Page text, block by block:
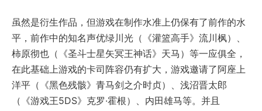
虽然是衍生作品，但游戏在制作水准上仍保有了前作的水
平，前作中的知名声优绿川光（《灌篮高手》流川枫）、
柿原彻也（《圣斗士星矢冥王神话》天马）等一应俱全，
在此基础上游戏的卡司阵容仍有扩大，游戏邀请了阿座上
洋平（《黑色残骸》青马剑之介时贞）、浅沼晋太郎
（《游戏王5DS》克罗·霍根）、内田雄马等。并且